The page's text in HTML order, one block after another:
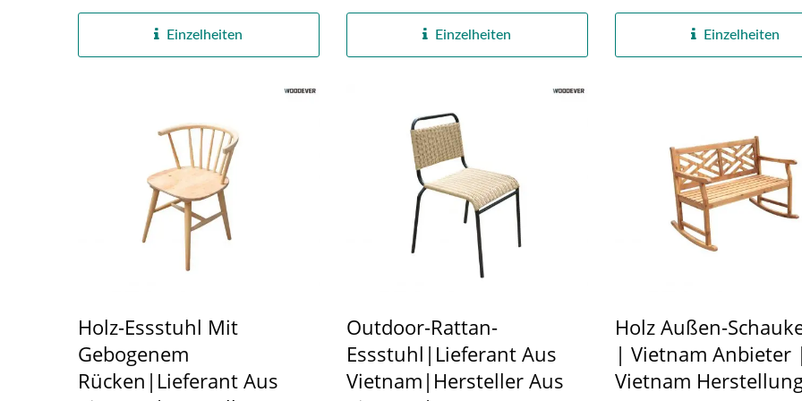
Einzelheiten Einzelheiten Einzelheiten
Holz-Essstuhl Mit
Gebogenem
Rücken|Lieferant Aus
Outdoor-Rattan-
Essstuhl|Lieferant Aus
Vietnam|Hersteller Aus
Holz Außen-
| Vietnam Anbieter |
Vietnam